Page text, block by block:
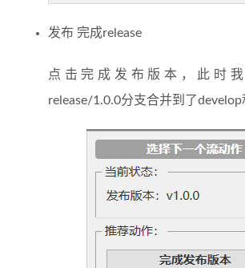
发布 完成release
点击完成发布版本，此时
release/1.0.0分支合并到了develop